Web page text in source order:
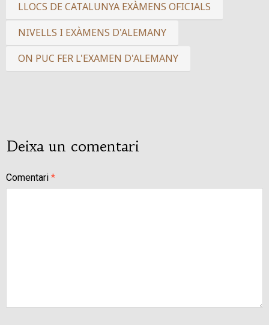
LLOCS DE CATALUNYA EXÀMENS OFICIALS
NIVELLS I EXÀMENS D'ALEMANY
ON PUC FER L'EXAMEN D'ALEMANY
Deixa un comentari
Comentari *